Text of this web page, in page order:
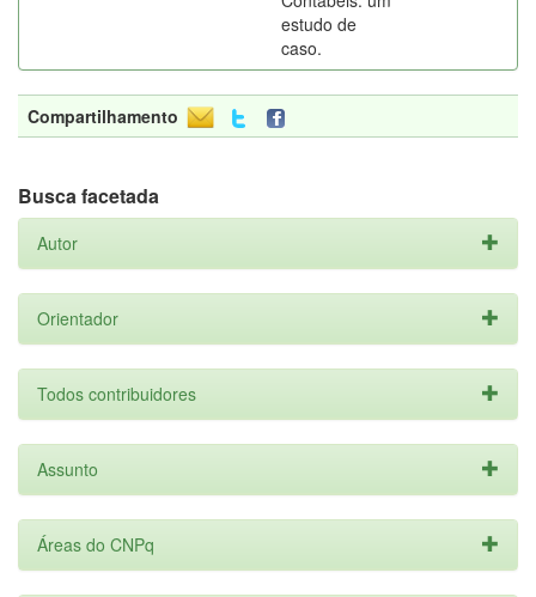
estudo de
caso.
Compartilhamento
Busca facetada
Autor
Orientador
Todos contribuidores
Assunto
Áreas do CNPq